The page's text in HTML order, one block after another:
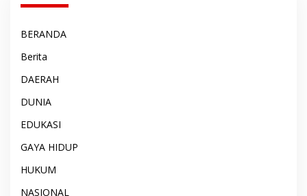
BERANDA
Berita
DAERAH
DUNIA
EDUKASI
GAYA HIDUP
HUKUM
NASIONAL